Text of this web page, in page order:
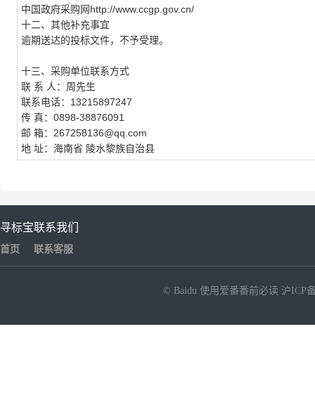
中国政府采购网http://www.ccgp.gov.cn/
十二、其他补充事宜
逾期送达的投标文件，不予受理。
十三、采购单位联系方式
联 系 人：周先生
联系电话：13215897247
传 真：0898-38876091
邮 箱：267258136@qq.com
地 址：海南省 陵水黎族自治县
寻标宝
首页
联系我们
联系客服
© Baidu 使用爱番番前必读 沪ICP